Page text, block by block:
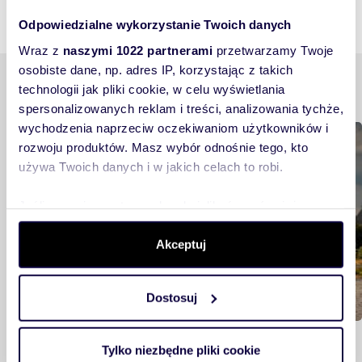
Odpowiedzialne wykorzystanie Twoich danych
Wraz z naszymi 1022 partnerami przetwarzamy Twoje
osobiste dane, np. adres IP, korzystając z takich
technologii jak pliki cookie, w celu wyświetlania
spersonalizowanych reklam i treści, analizowania tychże,
wychodzenia naprzeciw oczekiwaniom użytkowników i
rozwoju produktów. Masz wybór odnośnie tego, kto
używa Twoich danych i w jakich celach to robi.
Gromadzić dane dotyczące Twojej lokalizacji
geograficznej z dokładnością nawet do kilku metrów
Identyfikować Twoje urządzenie, aktywnie analizując
czyli wirtualny odcisk palca)
Dowiedz się więcej odnośnie tego, jak Twoje osobiste
dane są przetwarzane oraz ustaw własne preferencje w
Akceptuj
Dostosuj
Tylko niezbędne pliki cookie
Podobne tematy
Mieszkam